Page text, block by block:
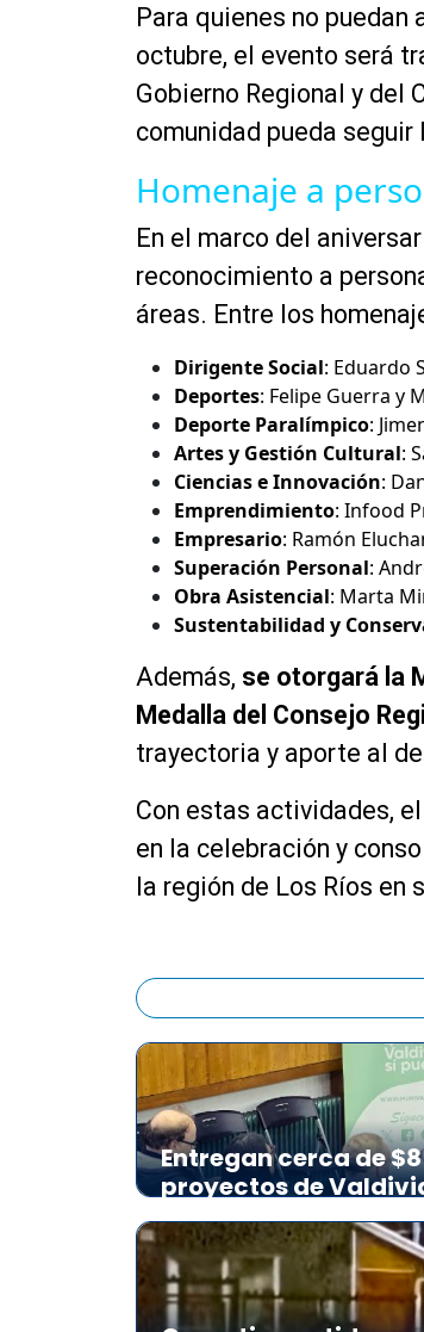
Para quienes no
octubre, el evento será
Gobierno Regional y del
comunidad pueda seguir
Homenaje a
En el marco del
reconocimiento a
áreas. Entre los
Dirigente Social: Eduardo
Deportes: Felipe Guerra y
Deporte Paralímpico:
Artes y Gestión Cultural:
Ciencias e Innovación:
Emprendimiento: Infood
Empresario: Ramón
Superación Personal:
Obra Asistencial: Marta
Sustentabilidad y
Además, se otorgará la
Medalla del Consejo
trayectoria y aporte al
Con estas actividades,
en la celebración y
la región de Los Ríos en
Entregan cerca de
proyectos de